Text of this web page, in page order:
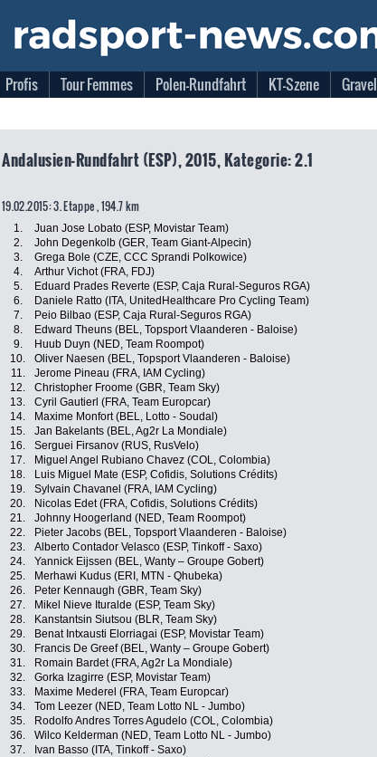
Profis Tour Femmes Polen-Rundfahrt KT-Szene Gravel
Andalusien-Rundfahrt (ESP), 2015, Kategorie: 2.1
19.02.2015: 3. Etappe , 194.7 km
1. Juan Jose Lobato (ESP, Movistar Team)
2.
John Degenkolb (GER, Team Giant-Alpecin)
3.
Grega Bole (CZE, CCC Sprandi Polkowice)
4.
Arthur Vichot (FRA, FDJ)
5.
Eduard Prades Reverte (ESP, Caja Rural-Seguros RGA)
6.
Daniele Ratto (ITA, UnitedHealthcare Pro Cycling Team)
7.
Peio Bilbao (ESP, Caja Rural-Seguros RGA)
8.
Edward Theuns (BEL, Topsport Vlaanderen - Baloise)
9.
Huub Duyn (NED, Team Roompot)
10.
Oliver Naesen (BEL, Topsport Vlaanderen - Baloise)
11.
Jerome Pineau (FRA, IAM Cycling)
12.
Christopher Froome (GBR, Team Sky)
13.
Cyril Gautierl (FRA, Team Europcar)
14.
Maxime Monfort (BEL, Lotto - Soudal)
15.
Jan Bakelants (BEL, Ag2r La Mondiale)
16.
Serguei Firsanov (RUS, RusVelo)
17.
Miguel Angel Rubiano Chavez (COL, Colombia)
18.
Luis Miguel Mate (ESP, Cofidis, Solutions Crédits)
19.
Sylvain Chavanel (FRA, IAM Cycling)
20.
Nicolas Edet (FRA, Cofidis, Solutions Crédits)
21.
Johnny Hoogerland (NED, Team Roompot)
22.
Pieter Jacobs (BEL, Topsport Vlaanderen - Baloise)
23.
Alberto Contador Velasco (ESP, Tinkoff - Saxo)
24.
Yannick Eijssen (BEL, Wanty – Groupe Gobert)
25.
Merhawi Kudus (ERI, MTN - Qhubeka)
26.
Peter Kennaugh (GBR, Team Sky)
27.
Mikel Nieve Ituralde (ESP, Team Sky)
28.
Kanstantsin Siutsou (BLR, Team Sky)
29.
Benat Intxausti Elorriagai (ESP, Movistar Team)
30.
Francis De Greef (BEL, Wanty – Groupe Gobert)
31.
Romain Bardet (FRA, Ag2r La Mondiale)
32.
Gorka Izagirre (ESP, Movistar Team)
33.
Maxime Mederel (FRA, Team Europcar)
34.
Tom Leezer (NED, Team Lotto NL - Jumbo)
35.
Rodolfo Andres Torres Agudelo (COL, Colombia)
36.
Wilco Kelderman (NED, Team Lotto NL - Jumbo)
37.
Ivan Basso (ITA, Tinkoff - Saxo)
Facebook
Twitter
Newsletter: